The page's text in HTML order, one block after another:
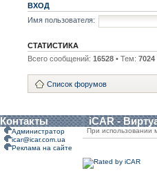
ВХОД
Имя пользователя:
СТАТИСТИКА
Всего сообщений: 16528 • Тем: 7024
Список форумов
Контакты iCAR -
Администратор
icar@icar.com.ua
Реклама на сайте
При использовании